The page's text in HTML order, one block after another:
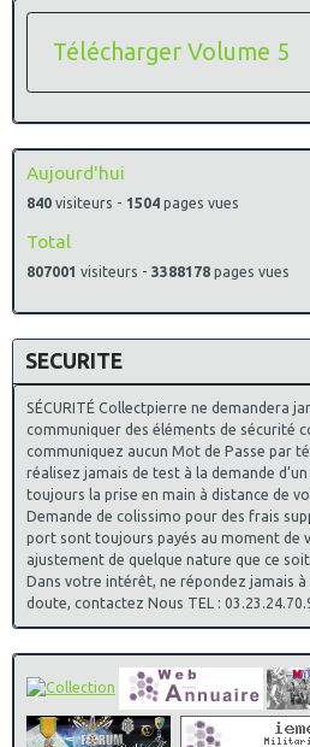
Télécharger Volume 5
Aujourd'hui
840 visiteurs - 1504 pages vues
Total
807001 visiteurs - 3388178 pages vues
SECURITE
SÉCURITÉ Collectpierre ne demandera
communiquer des éléments de sécurité
communiquez aucun Mot de Passe par
réalisez jamais de test à la demande
toujours la prise en main à distance de
Demande de colissimo pour des frais
port sont toujours payés au moment de
ajustement de quelque nature que ce
Dans votre intérêt, ne répondez jamais à
doute, contactez Nous TEL :